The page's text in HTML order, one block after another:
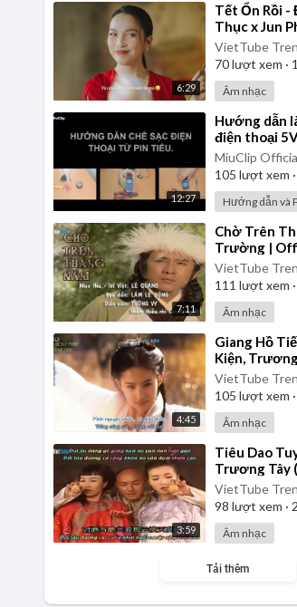
6:29
⁣Tết Ổn Rồi -
Thục x Jun
Nam |
Nhạc Xuân
VietTube
70lượt xem ·
Âm nhạc
12:27
⁣Hướng dẫn
điện thoại
MiuClip
105 lượt xem ·
Hướng dẫn và
7:11
⁣Chờ Trên
Trường |
Video
VietTube
111 lượt xem ·
Âm nhạc
4:45
⁣Giang Hồ
Kiện,
Thần Điêu
Vietsub
VietTube
105 lượt xem ·
Âm nhạc
3:59
⁣Tiêu Dao
Trương Tây
Tường) |
VietTube
98 lượt xem ·
Âm nhạc
Tải thêm